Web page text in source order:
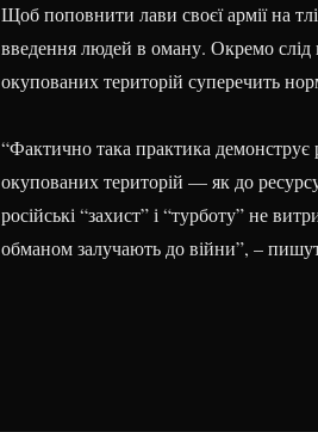
Щоб поповнити лави своєї армії на
введення людей в оману. Окремо слід
окупованих територій суперечить
“Фактично така практика демонструє
окупованих територій — як до
російські “захист” і “турботу” не
обманом залучають до війни”, –